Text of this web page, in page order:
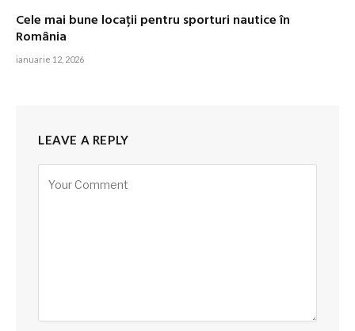
Cele mai bune locații pentru sporturi nautice în
România
ianuarie 12, 2026
LEAVE A REPLY